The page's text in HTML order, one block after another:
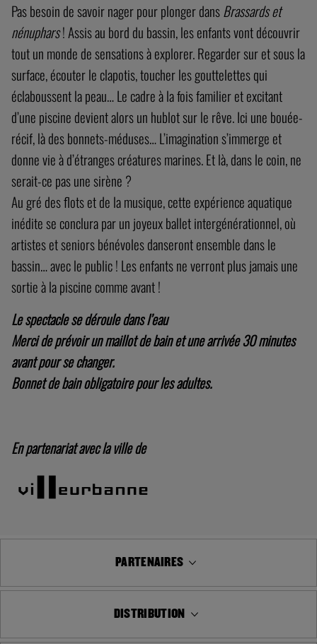
Pas besoin de savoir nager pour plonger dansBrassards et
nénuphars! Assis au bord du bassin, les enfants vont découvrir
tout un monde de sensations à explorer. Regarder sur et sous la
surface, écouter le clapotis, toucher les gouttelettes qui
éclaboussent la peau… Le cadre à la fois familier et excitant
d’une piscine devient alors un hublot sur le rêve. Ici une bouée-
récif, là des bonnets-méduses… L’imagination s’immerge et
donne vie à d’étranges créatures marines. Et là, dans le coin, ne
serait-ce pas une sirène ?
Au gré des flots et de la musique, cette expérience aquatique
inédite se conclura par un joyeux ballet intergénérationnel, où
artistes et seniors bénévoles danseront ensemble dans le
bassin… avec le public ! Les enfants ne verront plus jamais une
sortie à la piscine comme avant !
Le spectacle se déroule dans l’eau
Merci de prévoir un maillot de bain et une arrivée 30 minutes
avant pour se changer.
Bonnet de bain obligatoire pour les adultes.
En partenariat avec la ville de
PARTENAIRES
DISTRIBUTION